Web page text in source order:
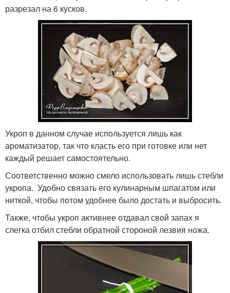
разрезал на 6 кусков.
Укроп в данном случае используется лишь как
ароматизатор, так что класть его при готовке или нет
каждый решает самостоятельно.
Соответственно можно смело использовать лишь стебли
укропа. Удобно связать его кулинарным шпагатом или
ниткой, чтобы потом удобнее было достать и выбросить.
Также, чтобы укроп активнее отдавал свой запах я
слегка отбил стебли обратной стороной лезвия ножа.